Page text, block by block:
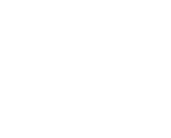
Diners Club,